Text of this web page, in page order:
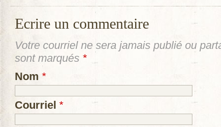
Ecrire un commentaire
Votre courriel ne sera jamais publié ou
sont marqués *
Nom *
Courriel *